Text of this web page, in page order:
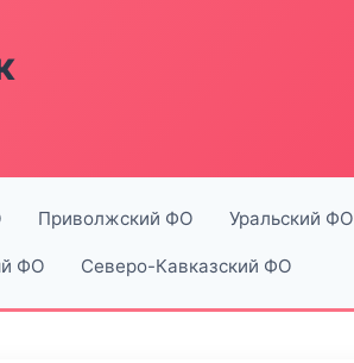
Приволжский ФО Уральский ФО
ФО Северо-Кавказский ФО